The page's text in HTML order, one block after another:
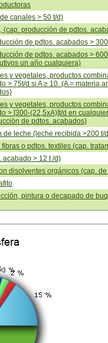
canales > 50 t/d)
(cap. producción de pdtos.
de pdtos. acabados >
de pdtos. acabados >
un año cualquiera)
y vegetales, productos
> 75t/d si A ≥ 10. (A = materia
y vegetales, productos
> [300-(22,5xA)]t/d en
de pdtos. acabados)
de leche (leche recibida >200 t/
o pdtos. textiles (cap.
acabado > 12 t /d)
disolventes orgánicos (cap.
pintura o decapado de